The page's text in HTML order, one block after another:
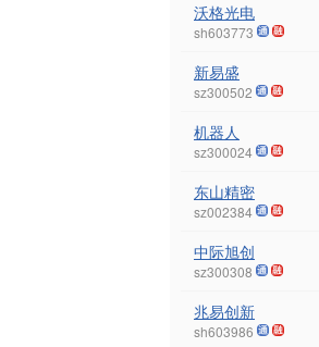
沃格光电
sh603773
新易盛
sz300502
机器人
sz300024
东山精密
sz002384
中际旭创
sz300308
兆易创新
sh603986